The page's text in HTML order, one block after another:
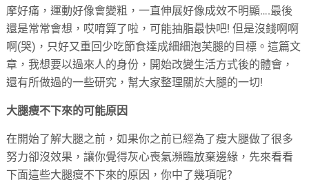
摩好痛，運動好像會變粗，一直伸展好像成效不明顯….最後
還是常常會想，哎唷算了啦，可能抽脂最快吧! 但是沒錢啊啊
啊(哭)，只好又重回少吃節食達成細細泡芙腿的目標。這篇文
章，我想要以過來人的身份，開始改變生活方式後的體會，
還有所做過的一些研究，幫大家整理關於大腿的一切!
大腿瘦不下來的可能原因
在開始了解大腿之前，如果你之前已經為了瘦大腿做了很多
努力卻沒效果，讓你覺得灰心喪氣瀕臨放棄邊緣，先來看看
下面這些大腿瘦不下來的原因，你中了幾項呢?